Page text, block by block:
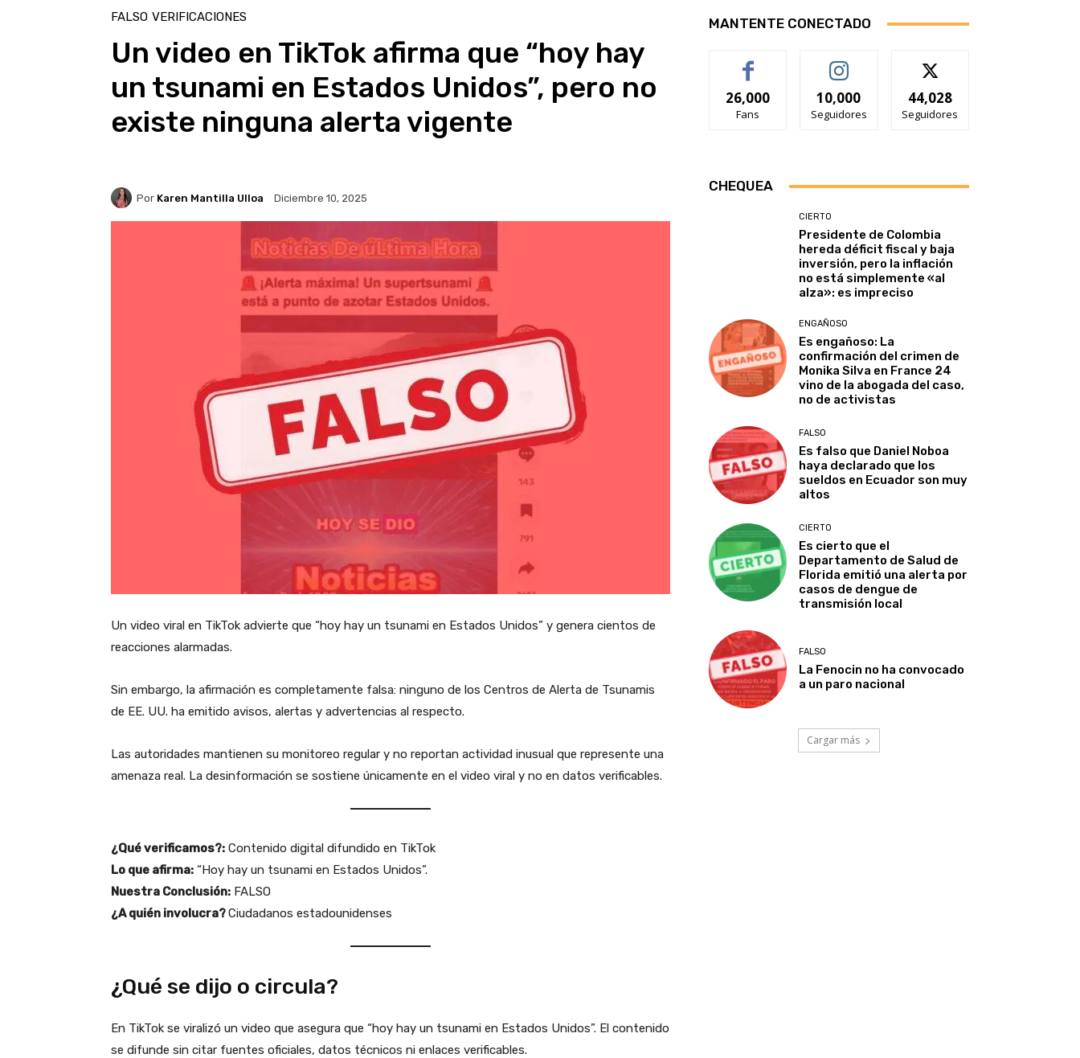
FALSO VERIFICACIONES
Un video en TikTok afirma que “hoy hay
un tsunami en Estados Unidos”, pero no
existe ninguna alerta vigente
Por Karen Mantilla Ulloa Diciembre 10, 2025
Un video viral en TikTok advierte que “hoy hay un tsunami en Estados Unidos” y genera cientos de
reacciones alarmadas.
Sin embargo, la afirmación es completamente falsa: ninguno de los Centros de Alerta de Tsunamis
de EE. UU. ha emitido avisos, alertas y advertencias al respecto.
Las autoridades mantienen su monitoreo regular y no reportan actividad inusual que represente una
amenaza real. La desinformación se sostiene únicamente en el video viral y no en datos verificables.
¿Qué verificamos?: Contenido digital difundido en TikTok
Lo que afirma: “Hoy hay un tsunami en Estados Unidos”.
Nuestra Conclusión: FALSO
¿A quién involucra?Ciudadanos estadounidenses
¿Qué se dijo o circula?
En TikTok se viralizó un video que asegura que “hoy hay un tsunami en Estados Unidos”. El contenido
se difunde sin citar fuentes oficiales, datos técnicos ni enlaces verificables.
MANTENTE CONECTADO
26,000
Fans
10,000
Seguidores
44,028
Seguidores
CHEQUEA
CIERTO
Presidente de Colombia
hereda déficit fiscal y baja
inversión, pero la inflación
no está simplemente «al
alza»: es impreciso
ENGAÑOSO
Es engañoso: La
confirmación del crimen de
Monika Silva en France 24
vino de la abogada del caso,
no de activistas
FALSO
Es falso que Daniel Noboa
haya declarado que los
sueldos en Ecuador son muy
altos
CIERTO
Es cierto que el
Departamento de Salud de
Florida emitió una alerta por
casos de dengue de
transmisión local
FALSO
La Fenocin no ha convocado
a un paro nacional
Cargar más